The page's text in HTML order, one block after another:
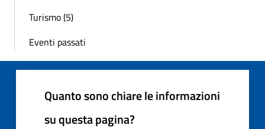
Turismo (5)
Eventi passati
Quanto sono chiare le informazioni
su questa pagina?